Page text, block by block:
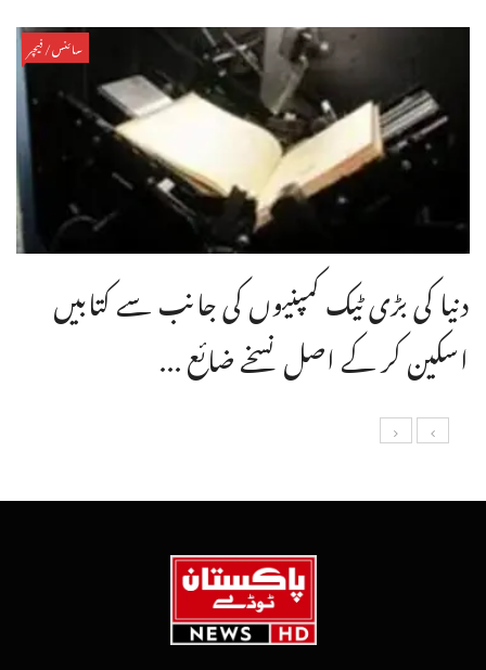
سائنس/فیچر
دنیا کی بڑی ٹیک کمپنیوں کی جانب سے کتابیں
اسکین کر کے اصل نسخے ضائع ...